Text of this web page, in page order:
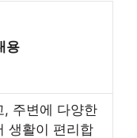
용
, 주변에 다양한
생활이 편리합